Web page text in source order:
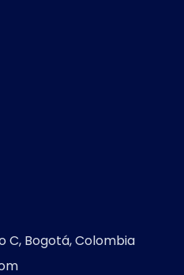
C, Bogotá, Colombia